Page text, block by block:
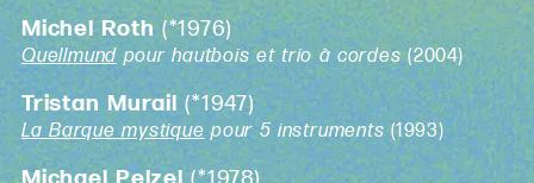
Michel Roth(*1976)
Quellmund pour hautbois et trio à cordes(2004)
Tristan Murail(*1947)
La Barque mystique pour 5 instruments(1993)